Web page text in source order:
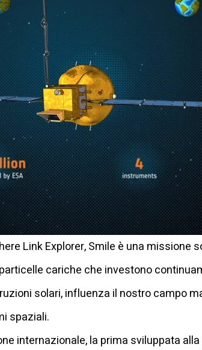
Link Explorer, Smile è una missione
cariche che investono
solari, influenza il nostro campo
spaziali.
internazionale, la prima sviluppata